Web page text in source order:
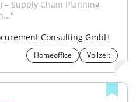
– Supply Chain Planning
Consulting GmbH
Homeoffice Vollzeit